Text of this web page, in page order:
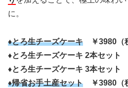
に。
♦とろ生チーズケーキ ￥3980（
♦とろ生チーズケーキ 2本セット
♦とろ生チーズケーキ 3本セット
♦帰省お手土産セット ￥3980（